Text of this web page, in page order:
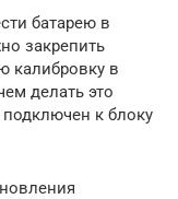
батарею в
закрепить
калибровку в
делать это
к блоку